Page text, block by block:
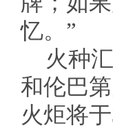
忆。”
火种
和伦巴
火炬将